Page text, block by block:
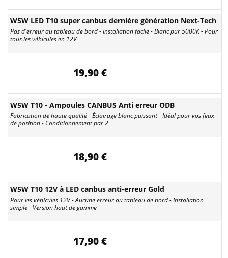
W5W LED T10 super canbus dernière génération Next-Tech
Pas d'erreur au tableau de bord - Installation facile - Blanc pur 5000K - Pour
tous les véhicules en 12V
19,90 €
W5W T10 - Ampoules CANBUS Anti erreur ODB
Fabrication de haute qualité - Éclairage blanc puissant - Idéal pour vos feux
de position - Conditionnement par 2
18,90 €
W5W T10 12V à LED canbus anti-erreur Gold
Pour les véhicules 12V - Aucune erreur au tableau de bord - Installation
simple - Version haut de gamme
17,90 €